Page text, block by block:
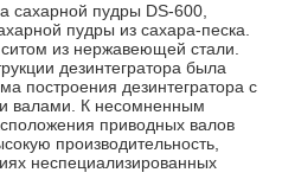
сахарной пудры DS-600,
пудры из сахара-песка.
из нержавеющей стали.
дезинтегратора была
построения дезинтегратора с
валами. К несомненным
приводных валов
производительность,
неспециализированных